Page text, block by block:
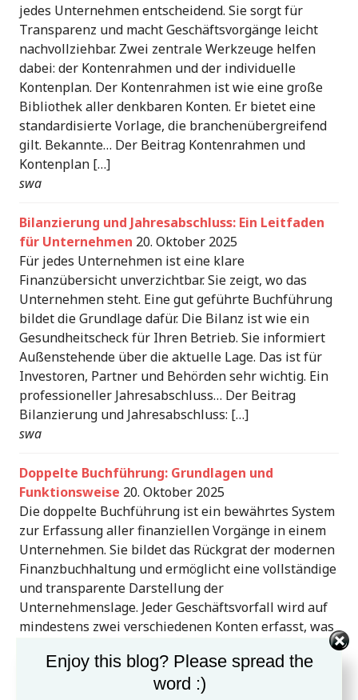
jedes Unternehmen entscheidend. Sie sorgt für
Transparenz und macht Geschäftsvorgänge leicht
nachvollziehbar. Zwei zentrale Werkzeuge helfen
dabei: der Kontenrahmen und der individuelle
Kontenplan. Der Kontenrahmen ist wie eine große
Bibliothek aller denkbaren Konten. Er bietet eine
standardisierte Vorlage, die branchenübergreifend
gilt. Bekannte… Der Beitrag Kontenrahmen und
Kontenplan […]
swa
Bilanzierung und Jahresabschluss: Ein Leitfaden
für Unternehmen 20. Oktober 2025
Für jedes Unternehmen ist eine klare
Finanzübersicht unverzichtbar. Sie zeigt, wo das
Unternehmen steht. Eine gut geführte Buchführung
bildet die Grundlage dafür. Die Bilanz ist wie ein
Gesundheitscheck für Ihren Betrieb. Sie informiert
Außenstehende über die aktuelle Lage. Das ist für
Investoren, Partner und Behörden sehr wichtig. Ein
professioneller Jahresabschluss… Der Beitrag
Bilanzierung und Jahresabschluss: […]
swa
Doppelte Buchführung: Grundlagen und
Funktionsweise 20. Oktober 2025
Die doppelte Buchführung ist ein bewährtes System
zur Erfassung aller finanziellen Vorgänge in einem
Unternehmen. Sie bildet das Rückgrat der modernen
Finanzbuchhaltung und ermöglicht eine vollständige
und transparente Darstellung der
Unternehmenslage. Jeder Geschäftsvorfall wird auf
mindestens zwei verschiedenen Konten erfasst, was
Schulden, Aufwendungen und… Der Beitrag
Doppelte Buchführung: Grundlagen […]
Enjoy this blog? Please spread the
word :)